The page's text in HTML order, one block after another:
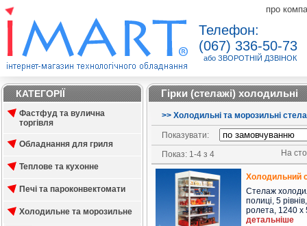
про
Телефон:
(067) 336-50-73
або ЗВОРОТНІЙ ДЗВІНОК
КАТЕГОРІЇ
Фастфуд та вулична
торгівля
Обладнання для гриля
Теплове та кухонне
Печі та пароконвектомати
Холодильне та морозильне
Гірки (стелажі) холодильні
>> Холодильні та морозильні
Показувати:
На
Показ: 1-4 з 4
Холодильний
Стелаж
полиці, 5
ролета, 1240 x
детальніше